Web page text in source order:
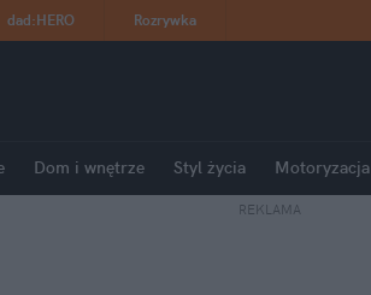
dad:HERO Rozrywka
Dom i wnętrze Styl życia Motoryzacja
REKLAMA